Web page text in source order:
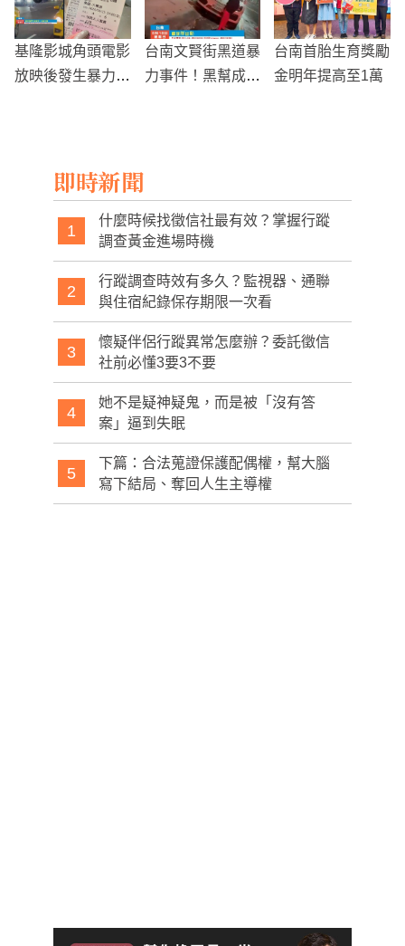
基隆影城角頭電影
放映後發生暴力衝
台南文賢街黑道暴
力事件！黑幫成員
台南首胎生育獎勵
金明年提高至1萬
即時新聞
1
什麼時候找徵信社最有效？掌握行蹤
調查黃金進場時機
2
行蹤調查時效有多久？監視器、通聯
與住宿紀錄保存期限一次看
3
懷疑伴侶行蹤異常怎麼辦？委託徵信
社前必懂3要3不要
4
她不是疑神疑鬼，而是被「沒有答
案」逼到失眠
5
下篇：合法蒐證保護配偶權，幫大腦
寫下結局、奪回人生主導權